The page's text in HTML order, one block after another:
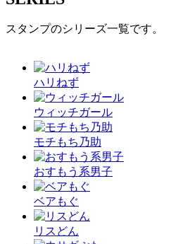
スタンプのシリーズ一覧です。
ハリねず
ウィッチガール
モチもち乃助
おすもう系男子
ベアもぐ
リスどん